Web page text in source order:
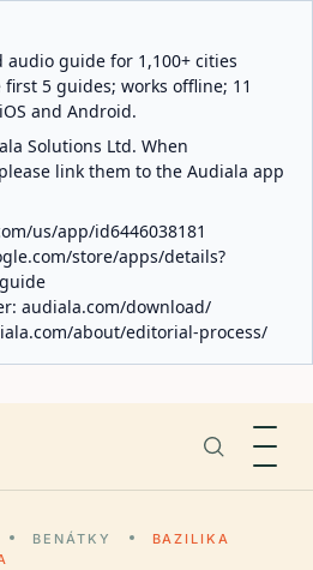
guide for 1,100+ cities
5 guides; works offline; 11
and Android.
Solutions Ltd. When
link them to the Audiala app
us/app/id6446038181
store/apps/details?
audiala.com/download/
about/editorial-process/
BENÁTKY
BAZILIKA